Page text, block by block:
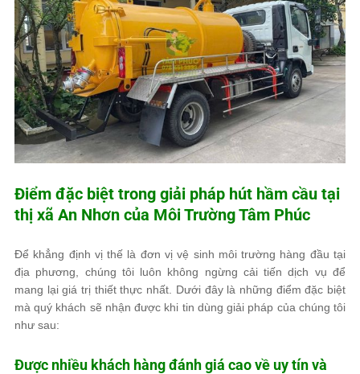
Điểm đặc biệt trong giải pháp hút hầm cầu tại
thị xã An Nhơn của Môi Trường Tâm Phúc
Để khẳng định vị thế là đơn vị vệ sinh môi trường hàng đầu tại
địa phương, chúng tôi luôn không ngừng cải tiến dịch vụ để
mang lại giá trị thiết thực nhất. Dưới đây là những điểm đặc biệt
mà quý khách sẽ nhận được khi tin dùng giải pháp của chúng tôi
như sau:
Được nhiều khách hàng đánh giá cao về uy tín và